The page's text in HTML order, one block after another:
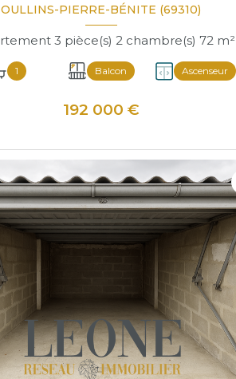
OULLINS-PIERRE-BÉNITE (69310)
Appartement 3 pièce(s) 2 chambre(s) 72 m²
1 Balcon Ascenseur
192 000 €